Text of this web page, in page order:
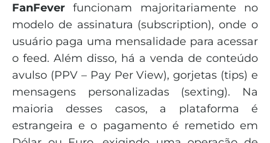
FanFever funcionam majoritariamente no
modelo de assinatura (subscription), onde o
usuário paga uma mensalidade para acessar
o feed. Além disso, há a venda de conteúdo
avulso (PPV – Pay Per View), gorjetas (tips) e
mensagens personalizadas (sexting). Na
maioria desses casos, a plataforma é
estrangeira e o pagamento é remetido em